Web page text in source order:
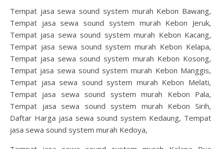
Tempat jasa sewa sound system murah Kebon Bawang,
Tempat jasa sewa sound system murah Kebon Jeruk,
Tempat jasa sewa sound system murah Kebon Kacang,
Tempat jasa sewa sound system murah Kebon Kelapa,
Tempat jasa sewa sound system murah Kebon Kosong,
Tempat jasa sewa sound system murah Kebon Manggis,
Tempat jasa sewa sound system murah Kebon Melati,
Tempat jasa sewa sound system murah Kebon Pala,
Tempat jasa sewa sound system murah Kebon Sirih,
Daftar Harga jasa sewa sound system Kedaung, Tempat
jasa sewa sound system murah Kedoya,